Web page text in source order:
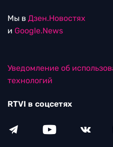
Мы в Дзен.Новостях
и Google.News
Уведомление об
технологий
RTVI в соцсетях